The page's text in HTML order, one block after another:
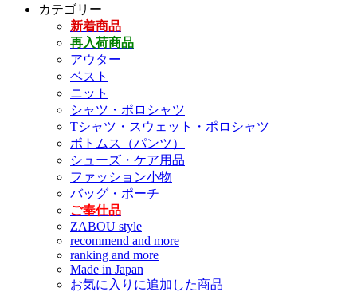
カテゴリー
新着商品
再入荷商品
アウター
ベスト
ニット
シャツ・ポロシャツ
Tシャツ・スウェット・ポロシャツ
ボトムス（パンツ）
シューズ・ケア用品
ファッション小物
バッグ・ポーチ
ご奉仕品
ZABOU style
recommend and more
ranking and more
Made in Japan
お気に入りに追加した商品